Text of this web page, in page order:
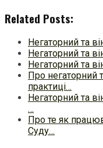
Related Posts:
Негаторний та
Негаторний та
Негаторний та
Про негаторний
практиці…
Негаторний та
…
Про те як
Суду…